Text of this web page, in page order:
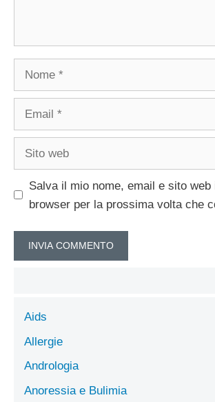
Salva il mio nome, email e sito web
browser per la prossima volta che
Aids
Allergie
Andrologia
Anoressia e Bulimia